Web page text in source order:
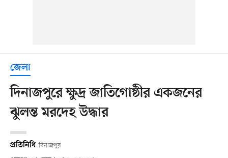
জেলা
দিনাজপুরে ক্ষুদ্র জাতিগোষ্ঠীর একজনের
ঝুলন্ত মরদেহ উদ্ধার
প্রতিনিধি দিনাজপুর